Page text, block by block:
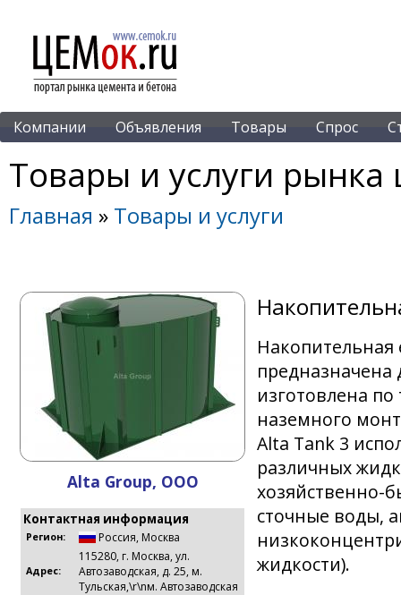
Компании Объявления Товары Спрос
Товары и услуги рынка
Главная » Товары и услуги
Alta Group, ООО
Контактная информация
Регион: Россия, Москва
Адрес:
115280, г. Москва, ул.
Автозаводская, д. 25, м.
Тульская,\r\nм. Автозаводская
Накопительная
изготовлена
наземного
Alta Tank 3
различных
хозяйственно-
сточные воды,
жидкости).